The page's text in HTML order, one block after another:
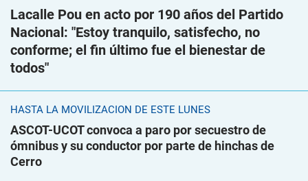
Lacalle Pou en acto por 190 años del Partido
Nacional: "Estoy tranquilo, satisfecho, no
conforme; el fin último fue el bienestar de
todos"
HASTA LA MOVILIZACIÓN DE ESTE LUNES
ASCOT-UCOT convoca a paro por secuestro de
ómnibus y su conductor por parte de hinchas de
Cerro